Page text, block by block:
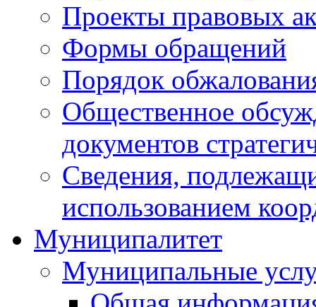
Проекты правовых
Формы обращений
Порядок
Общественное
документов
Сведения,
использованием
Муниципалитет
Муниципальные